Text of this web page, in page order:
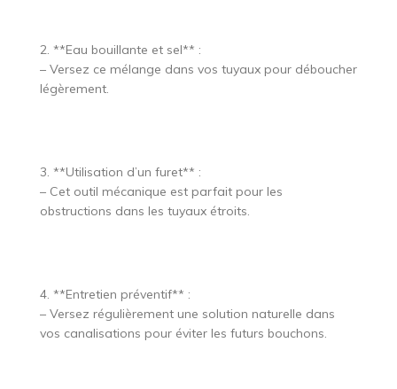
2. **Eau bouillante et sel** :
– Versez ce mélange dans vos tuyaux pour déboucher
légèrement.
3. **Utilisation d’un furet** :
– Cet outil mécanique est parfait pour les
obstructions dans les tuyaux étroits.
4. **Entretien préventif** :
– Versez régulièrement une solution naturelle dans
vos canalisations pour éviter les futurs bouchons.